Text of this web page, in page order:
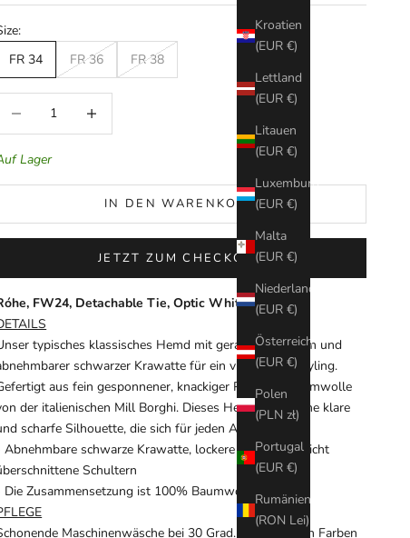
Kroatien
(EUR €)
Lettland
(EUR €)
Litauen
(EUR €)
Luxemburg
(EUR €)
Malta
(EUR €)
Niederlande
(EUR €)
Österreich
(EUR €)
Polen
(PLN zł)
Portugal
(EUR €)
Rumänien
(RON Lei)
FR 34
FR 36 FR 38
Lager
IN DEN WARENKORB
JETZT ZUM CHECKOUT
FW24, Detachable Tie, Optic White, Bluse
typisches klassisches Hemd mit gerader Passform und
schwarzer Krawatte für ein vielseitiges Styling.
aus fein gesponnener, knackiger Popeline-Baumwolle
der italienischen Mill Borghi. Dieses Hemd bietet eine klare
scharfe Silhouette, die sich für jeden Anlass eignet.
Abnehmbare schwarze Krawatte, lockere Passform, leicht
Schultern
Die Zusammensetzung ist 100% Baumwolle
Maschinenwäsche bei 30 Grad. Mit ähnlichen Farben